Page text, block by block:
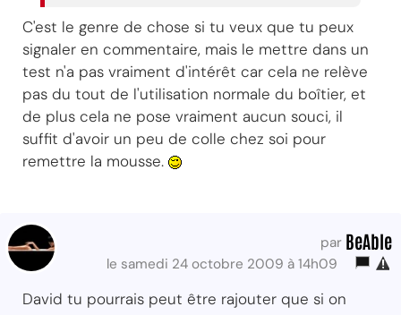
C'est le genre de chose si tu veux que tu peux
signaler en commentaire, mais le mettre dans un
test n'a pas vraiment d'intérêt car cela ne relève
pas du tout de l'utilisation normale du boîtier, et
de plus cela ne pose vraiment aucun souci, il
suffit d'avoir un peu de colle chez soi pour
remettre la mousse.
par BeAble
le samedi 24 octobre 2009 à 14h09
David tu pourrais peut être rajouter que si on